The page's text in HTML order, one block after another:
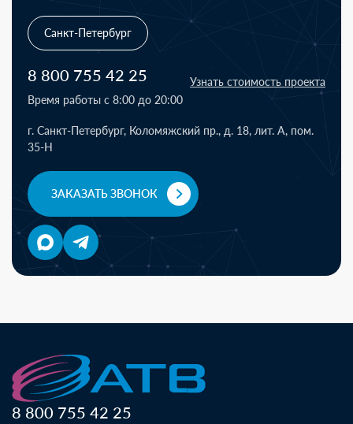
Санкт-Петербург
8 800 755 42 25
Время работы с 8:00 до 20:00
Узнать стоимость проекта
г. Санкт-Петербург, Коломяжский пр., д. 18, лит. А, пом.
35-Н
ЗАКАЗАТЬ ЗВОНОК
8 800 755 42 25